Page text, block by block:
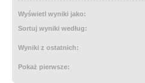
Wyświetl wyniki jako:
Sortuj wyniki według:
Wyniki z ostatnich:
Pokaż pierwsze: